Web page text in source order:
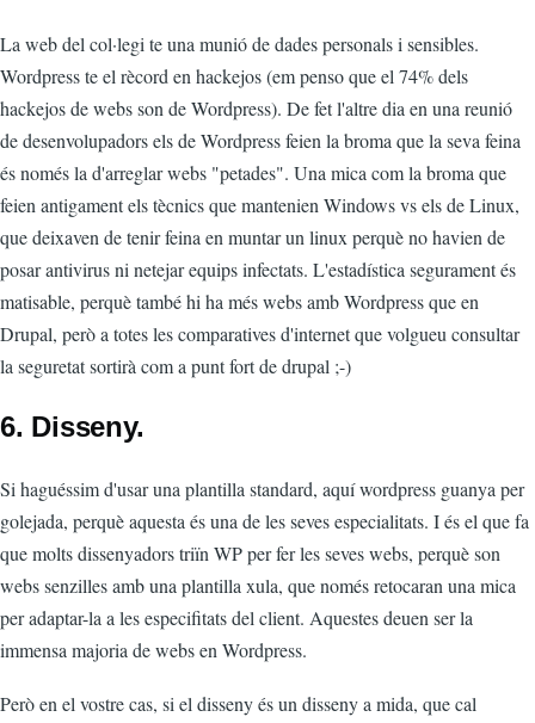
La web del col·legi te una munió de dades personals i sensibles.
Wordpress te el rècord en hackejos (em penso que el 74% dels
hackejos de webs son de Wordpress). De fet l'altre dia en una reunió
de desenvolupadors els de Wordpress feien la broma que la seva feina
és només la d'arreglar webs "petades". Una mica com la broma que
feien antigament els tècnics que mantenien Windows vs els de Linux,
que deixaven de tenir feina en muntar un linux perquè no havien de
posar antivirus ni netejar equips infectats. L'estadística segurament és
matisable, perquè també hi ha més webs amb Wordpress que en
Drupal, però a totes les comparatives d'internet que volgueu consultar
la seguretat sortirà com a punt fort de drupal ;-)
6. Disseny.
Si haguéssim d'usar una plantilla standard, aquí wordpress guanya per
golejada, perquè aquesta és una de les seves especialitats. I és el que fa
que molts dissenyadors triïn WP per fer les seves webs, perquè son
webs senzilles amb una plantilla xula, que només retocaran una mica
per adaptar-la a les especifitats del client. Aquestes deuen ser la
immensa majoria de webs en Wordpress.
Però en el vostre cas, si el disseny és un disseny a mida, que cal